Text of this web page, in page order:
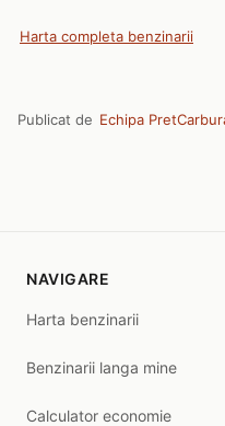
Harta completa benzinarii
Publicat de Echipa
NAVIGARE
Harta benzinarii
Benzinarii langa mine
Calculator economie